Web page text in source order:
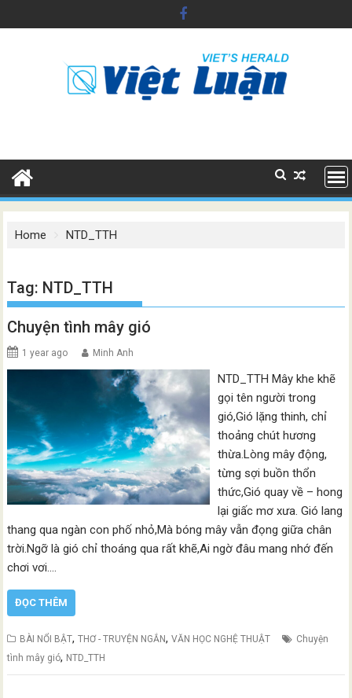
to
Home NTD_TTH
Tag: NTD_TTH
Chuyện tình mây gió
1 year ago Minh Anh
NTD_TTH Mây khe khẽ
gọi tên người trong
gió,Gió lặng thinh, chỉ
thoảng chút hương
thừa.Lòng mây động,
từng sợi buồn thổn
thức,Gió quay về – hong
lại giấc mơ xưa. Gió lang
thang qua ngàn con phố nhỏ,Mà bóng mây vẫn đọng giữa chân
trời.Ngỡ là gió chỉ thoáng qua rất khẽ,Ai ngờ đâu mang nhớ đến
chơi vơi.…
ĐỌC THÊM
BÀI NỔI BẬT,THƠ - TRUYỆN NGẮN,VĂN HỌC NGHỆ THUẬT
Chuyện
tình mây gió, NTD_TTH